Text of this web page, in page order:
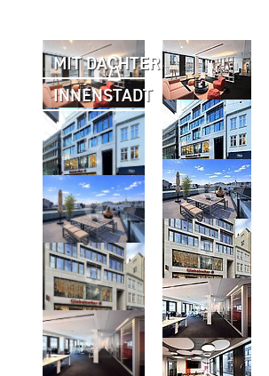
MIT DACHTERRASSE
INNENSTADT